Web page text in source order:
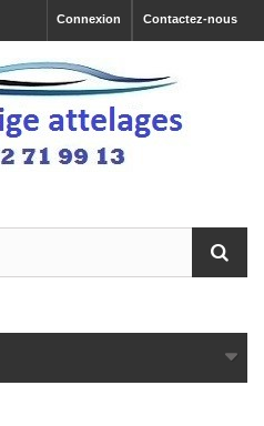
Contactez-nous
Connexion